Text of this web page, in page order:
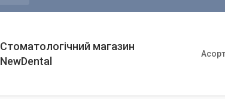
Стоматологічний магазин
NewDental